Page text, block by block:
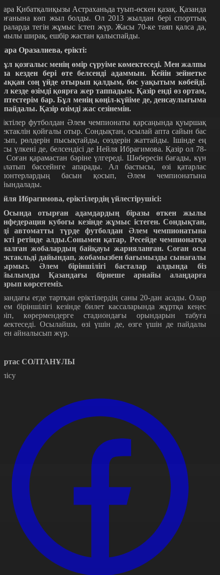
Қибатқалиқызы Астраханьда туып-өскен қазақ. Қазанда
көп жыл болды. Ол 2013 жылдан бері спорттық
тегін жұмыс істеп жүр. Жасы 70-ке таяп қалса да,
ширақ, ешбір жастан қалыспайды.
Оразалиева, ерікті:
қозғалыс менің өмір сүруіме көмектеседі. Мен жалпы
кезден бері өте белсенді адаммын. Кейін зейнетке
соң үйде отырып қалдым, бос уақытым көбейді.
кезде өзімді қоярға жер таппадым. Қазір енді өз ортам,
бар. Бұл менің көңіл-күйіме де, денсаулығыма
пайдалы. Қазір өзімді жас сезінемін.
футболдан Әлем чемпионаты қарсаңында қуыршақ
қойғалы отыр. Сондықтан, осылай апта сайын бас
рөлдерін пысықтайды, сөздерін жаттайды. Ішінде ең
үлкені де, белсендісі де Нейля Ибрагимова. Қазір ол 78-
Соған қарамастан бәріне үлгереді. Шөбересін бағады, күн
бассейнге апарады. Ал бастысы, өзі қатарлас
басын қосып, Әлем чемпионатына
Ибрагимова, еріктілердің үйлестірушісі:
отырған адамдардың біразы өткен жылы
кубогы кезінде жұмыс істеген. Сондықтан,
автоматты түрде футболдан Әлем чемпионатына
ретінде алды.Сонымен қатар, Ресейде чемпионатқа
жобалардың байқауы жарияланған. Соған осы
дайындап, жобамызбен бағымызды сынағалы
Әлем біріншілігі басталар алдында біз
Қазандағы бірнеше арнайы алаңдарға
көрсетеміз.
егде тартқан еріктілердің саны 20-дан асады. Олар
біріншілігі кезінде билет кассаларында жұртқа кеңес
көрермендерге стадиондағы орындарын табуға
Осылайша, өзі үшін де, өзге үшін де пайдалы
айналысып жүр.
СОЛТАНҰЛЫ